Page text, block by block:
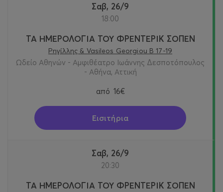
Σαβ, 26/9
18:00
ΤΑ ΗΜΕΡΟΛΟΓΙΑ ΤΟΥ ΦΡΕΝΤΕΡΙΚ ΣΟΠΕΝ
Ρηγίλλης & Vasileos Georgiou B 17-19
Ωδείο Αθηνών - Αμφιθέατρο Ιωάννης Δεσποτόπουλος
- Αθήνα, Αττική
από 16€
Εισιτήρια
Σαβ, 26/9
20:30
ΤΑ ΗΜΕΡΟΛΟΓΙΑ ΤΟΥ ΦΡΕΝΤΕΡΙΚ ΣΟΠΕΝ